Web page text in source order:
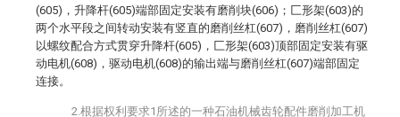
(605)，升降杆(605)端部固定安装有磨削块(606)；匚形架(603)的
两个水平段之间转动安装有竖直的磨削丝杠(607)，磨削丝杠(607)
以螺纹配合方式贯穿升降杆(605)，匚形架(603)顶部固定安装有驱
动电机(608)，驱动电机(608)的输出端与磨削丝杠(607)端部固定
连接。
2.根据权利要求1所述的一种石油机械齿轮配件磨削加工机